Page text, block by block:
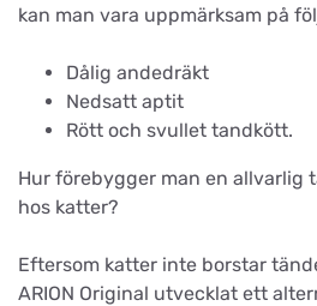
kan man vara uppmärksam på
Dålig andedräkt
Nedsatt aptit
Rött och svullet tandkött.
Hur förebygger man en allvarlig
hos katter?
Eftersom katter inte borstar
ARION Original utvecklat ett